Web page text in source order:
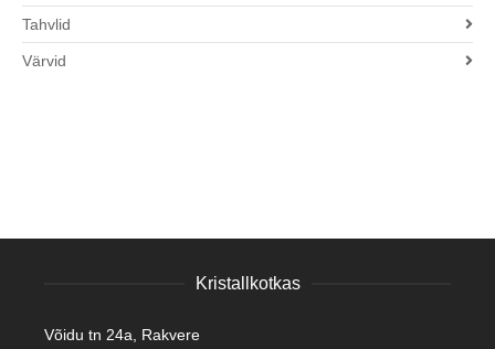
Tahvlid
Värvid
Kristallkotkas
Võidu tn 24a, Rakvere